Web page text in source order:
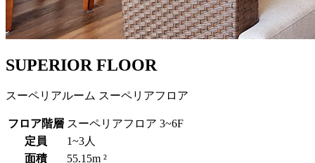
SUPERIOR FLOOR
スーペリアルーム スーペリアフロア
フロア階層 スーペリアフロア 3~6F
定員
1~3人
面積
55.15m ²